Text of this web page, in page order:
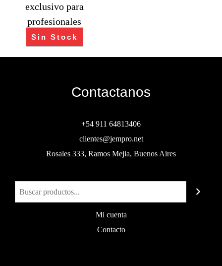
exclusivo para
profesionales
Sin Stock
Contactanos
+54 911 64813406
clientes@jempro.net
Rosales 333, Ramos Mejia, Buenos Aires
Mi cuenta
Contacto